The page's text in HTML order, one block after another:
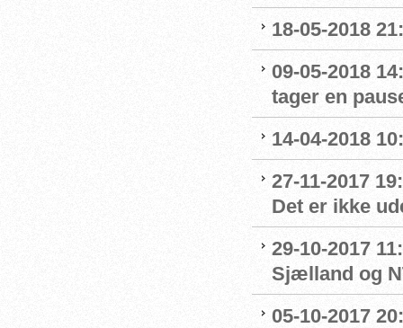
18-05-2018
09-05-2018
tager en
14-04-2018
27-11-2017
Det er ikke
29-10-2017
Sjælland og
05-10-2017